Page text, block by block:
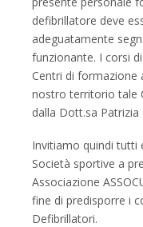
defibrillatore deve
adeguatamente
funzionante. I corsi
Centri di formazione
nostro territorio tale
dalla Dott.sa Patrizia
Invitiamo quindi tutti
Società sportive a
Associazione
fine di predisporre i
Defibrillatori.